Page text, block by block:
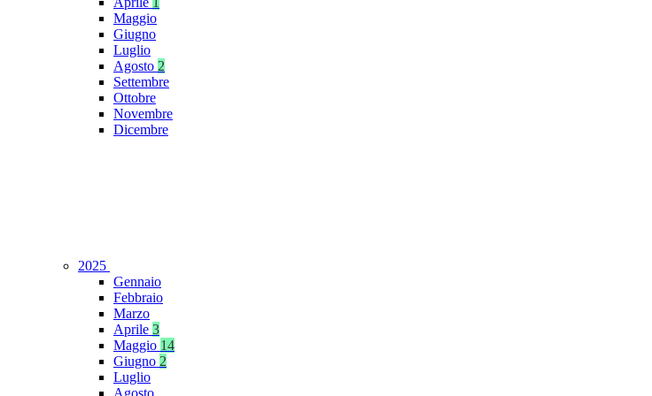
Maggio
Giugno
Luglio
Agosto 2
Settembre
Ottobre
Novembre
Dicembre
2025
Gennaio
Febbraio
Marzo
Aprile 3
Maggio 14
Giugno 2
Luglio